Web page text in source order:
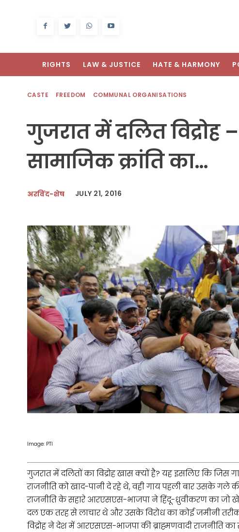
RIGHTS LAW & JUSTICE HATE & HARMONY
CASTE FREEDOM COMMUNAL ORGANISATIONS
गुजरात में दलित विद्रोह
सामाजिक क्रांति का…
अरविंद-शेष JULY 21, 2016
Image: PTI
गुजरात में दलितों का विद्रोह खास क्यों है? यह इसलिए कि
राजनीति को खाद-पानी दे रहे थे, वही गाय पहली बार उसके
राजनीति के सहारे आरएसएस-भाजपा ने हिंदू-ध्रुवीकरण का
दल एक तरह से लाचार थे और उसके विरोध का कोई जमीनी
विद्रोह ने देश में आरएसएस-भाजपा की ब्राह्मणवादी राजनीति